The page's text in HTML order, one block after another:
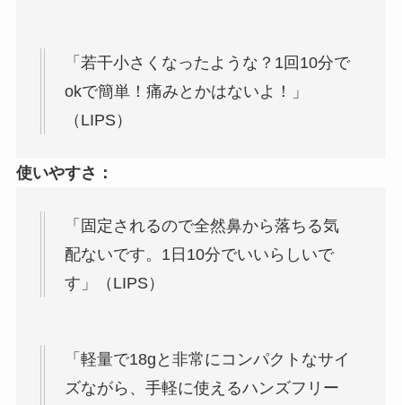
「若干小さくなったような？1回10分で
okで簡単！痛みとかはないよ！」
（LIPS）
使いやすさ：
「固定されるので全然鼻から落ちる気
配ないです。1日10分でいいらしいで
す」（LIPS）
「軽量で18gと非常にコンパクトなサイ
ズながら、手軽に使えるハンズフリー